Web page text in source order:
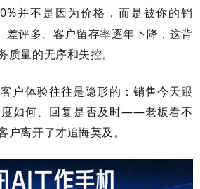
并不是因为价格，而是被你的销
差评多、客户留存率逐年下降，这背
质量的无序和失控。
户体验往往是隐形的：销售今天跟
如何、回复是否及时——老板看不
户离开了才追悔莫及。